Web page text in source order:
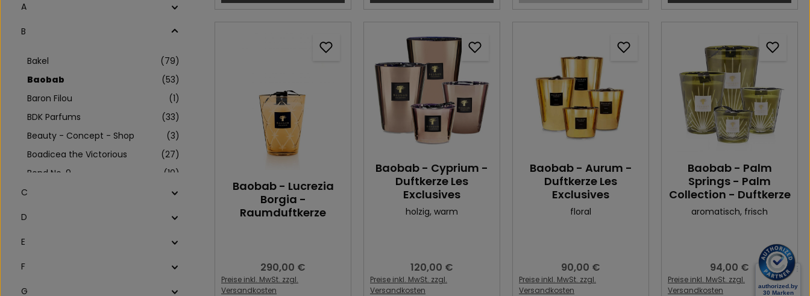
A
B
(79)
Bakel
(53)
Baobab
(1)
Baron Filou
(33)
BDK Parfums
(3)
Beauty - Concept - Shop
(27)
Boadicea the Victorious
(10)
Bond No. 9
(4)
C
D
E
F
G
Baobab - Lucrezia
Borgia -
Raumduftkerze
Regulärer Preis:
290,00 €
Preise inkl. MwSt. zzgl.
Versandkosten
Baobab - Cyprium -
Duftkerze Les
Exclusives
holzig, warm
Regulärer Preis:
120,00 €
Preise inkl. MwSt. zzgl.
Versandkosten
Baobab - Aurum -
Duftkerze Les
Exclusives
floral
Regulärer Preis:
90,00 €
Preise inkl. MwSt. zzgl.
Versandkosten
Baobab - Palm
Springs - Palm
Collection - Duftkerze
aromatisch, frisch
Regulärer Preis:
94,00 €
Preise inkl. MwSt. zzgl.
Versandkosten